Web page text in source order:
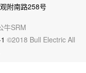
附南路258号
牛SRM
©2018 Bull Electric All